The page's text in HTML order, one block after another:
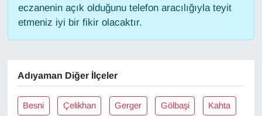
eczanenin açık olduğunu telefon aracılığıyla teyit
etmeniz iyi bir fikir olacaktır.
Adıyaman Diğer İlçeler
Besni Çelikhan Gerger Gölbaşi Kahta
Gündem
Haber
HABERDE İNSAN
İngilizce